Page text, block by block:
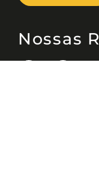
Nossas